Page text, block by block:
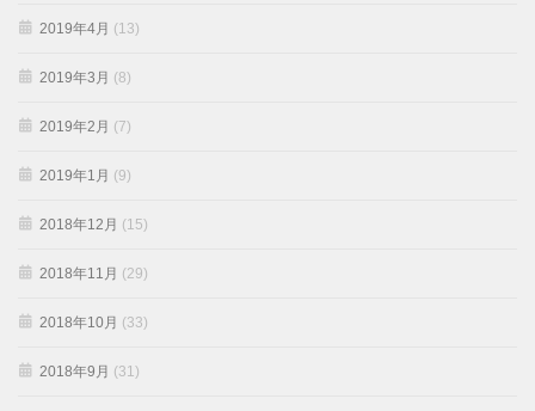
2019年4月 (13)
2019年3月 (8)
2019年2月 (7)
2019年1月 (9)
2018年12月 (15)
2018年11月 (29)
2018年10月 (33)
2018年9月 (31)